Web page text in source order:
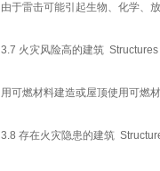
由于雷击可能引起生物、化学、
3.7 火灾风险高的建筑
用可燃材料建造或屋顶使用可燃
3.8 存在火灾隐患的建筑